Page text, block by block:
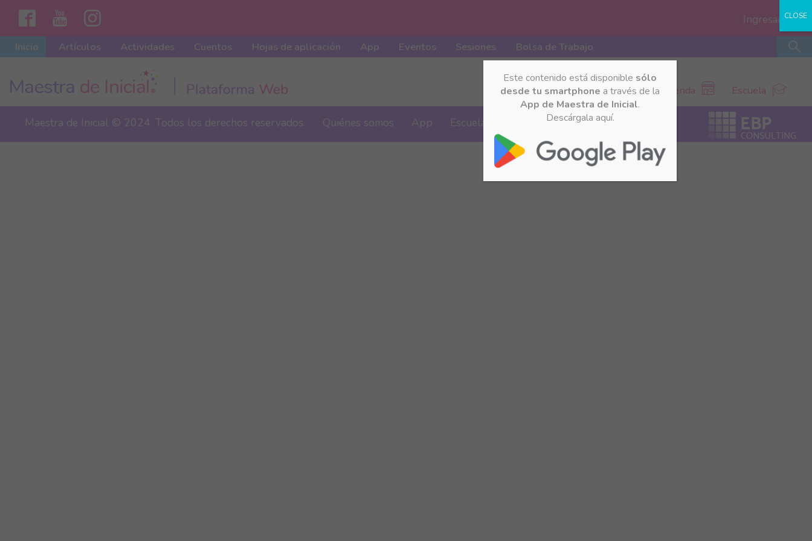
Ingresar
Inicio
Artículos Actividades Cuentos Hojas de aplicación App Eventos Sesiones Bolsa de Trabajo
Tienda Escuela
Este contenido está disponible sólo
desde tu smartphone a través de la
App de Maestra de Inicial.
Descárgala aquí.
CLOSE
Maestra de Inicial © 2024. Todos los derechos reservados. Quiénes somos App Escuela